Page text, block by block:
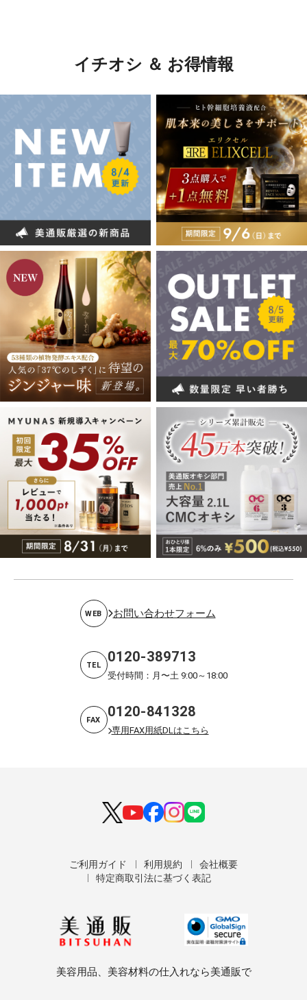
イチオシ ＆ お得情報
WEB お問い合わせフォーム
TEL 0120-389713
受付時間：月〜土 9:00～18:00
FAX 0120-841328
専用FAX用紙DLはこちら
ご利用ガイド 利用規約
会社概要
特定商取引法に基づく表記
美容用品、美容材料の仕入れなら美通販で